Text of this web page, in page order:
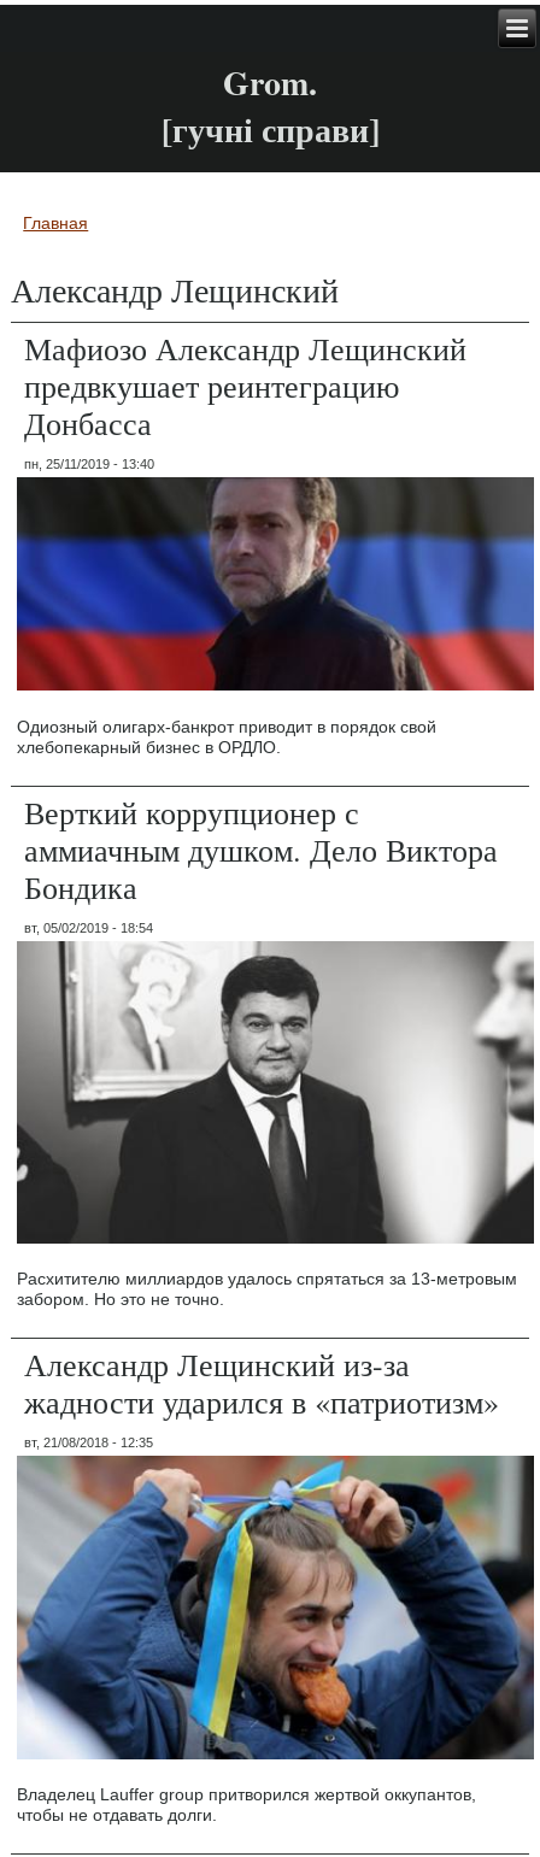
Grom.
[гучні справи]
Вы здесь
Главная
Александр Лещинский
Мафиозо Александр Лещинский
предвкушает реинтеграцию
Донбасса
пн, 25/11/2019 - 13:40
Одиозный олигарх-банкрот приводит в порядок свой
хлебопекарный бизнес в ОРДЛО.
Верткий коррупционер с
аммиачным душком. Дело Виктора
Бондика
вт, 05/02/2019 - 18:54
Расхитителю миллиардов удалось спрятаться за 13-метровым
забором. Но это не точно.
Александр Лещинский из-за
жадности ударился в «патриотизм»
вт, 21/08/2018 - 12:35
Владелец Lauffer group притворился жертвой оккупантов,
чтобы не отдавать долги.